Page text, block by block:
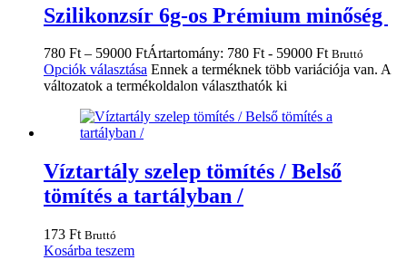
Szilikonzsír 6g-os Prémium minőség
780 Ft – 59000 FtÁrtartomány: 780 Ft - 59000 Ft Bruttó
Opciók választása Ennek a terméknek több variációja van. A
változatok a termékoldalon választhatók ki
Víztartály szelep tömítés / Belső
tömítés a tartályban /
173 Ft Bruttó
Kosárba teszem